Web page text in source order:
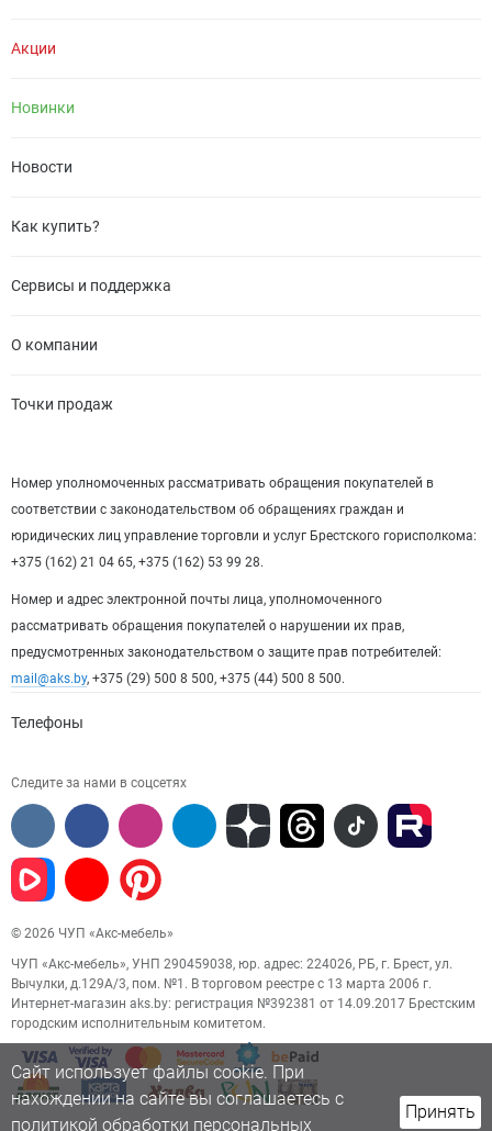
Акции
Новинки
Новости
Как купить?
Сервисы и поддержка
О компании
Точки продаж
Номер уполномоченных рассматривать обращения покупателей в
соответствии с законодательством об обращениях граждан и
юридических лиц управление торговли и услуг Брестского горисполкома:
+375 (162) 21 04 65, +375 (162) 53 99 28.
Номер и адрес электронной почты лица, уполномоченного
рассматривать обращения покупателей о нарушении их прав,
предусмотренных законодательством о защите прав потребителей:
mail@aks.by, +375 (29) 500 8 500, +375 (44) 500 8 500.
Телефоны
Следите за нами в соцсетях
© 2026 ЧУП «Акс-мебель»
ЧУП «Акс-мебель», УНП 290459038, юр. адрес: 224026, РБ, г. Брест, ул.
Вычулки, д.129А/3, пом. №1. В торговом реестре с 13 марта 2006 г.
Интернет-магазин aks.by: регистрация №392381 от 14.09.2017 Брестским
городским исполнительным комитетом.
Сайт использует файлы cookie. При
нахождении на сайте вы соглашаетесь с
политикой обработки персональных
Принять